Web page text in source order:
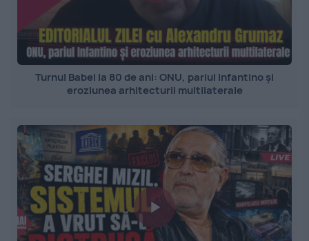
Turnul Babel la 80 de ani: ONU, pariul Infantino și
eroziunea arhitecturii multilaterale